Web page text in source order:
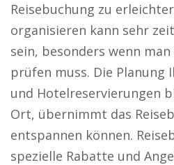
Reisebuchung zu
organisieren kann sehr
sein, besonders wenn
prüfen muss. Die Planung
und Hotelreservierungen
Ort, übernimmt das
entspannen können.
spezielle Rabatte und